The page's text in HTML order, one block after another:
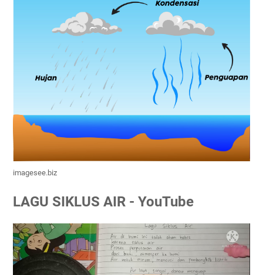
imagesee.biz
LAGU SIKLUS AIR - YouTube